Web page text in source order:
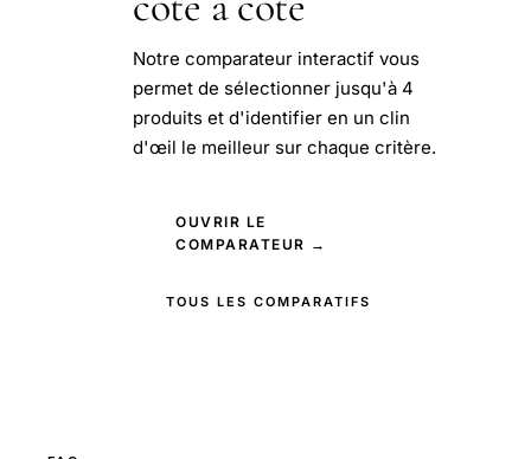
Notre comparateur interactif vous
permet de sélectionner jusqu'à 4
produits et d'identifier en un clin
d'œil le meilleur sur chaque critère.
OUVRIR LE
COMPARATEUR →
TOUS LES COMPARATIFS